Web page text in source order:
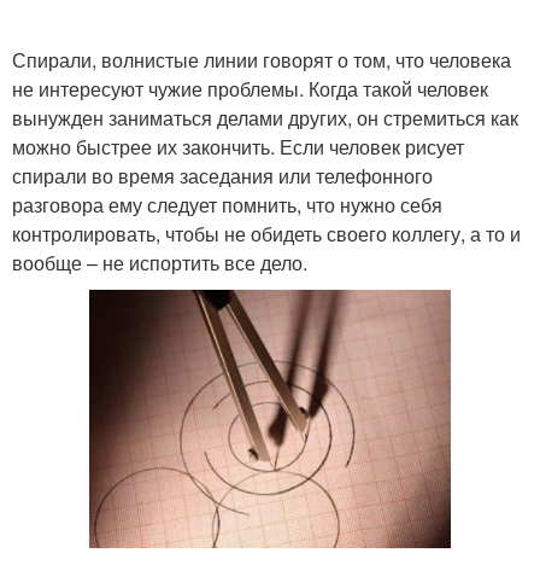
Спирали, волнистые линии говорят о том, что человека
не интересуют чужие проблемы. Когда такой человек
вынужден заниматься делами других, он стремиться как
можно быстрее их закончить. Если человек рисует
спирали во время заседания или телефонного
разговора ему следует помнить, что нужно себя
контролировать, чтобы не обидеть своего коллегу, а то и
вообще – не испортить все дело.